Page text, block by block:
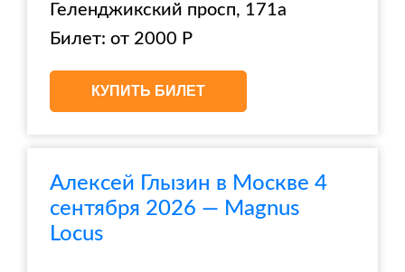
Геленджикский просп, 171а
Билет: от 2000 Р
КУПИТЬ БИЛЕТ
Алексей Глызин в Москве 4
сентября 2026 — Magnus
Locus